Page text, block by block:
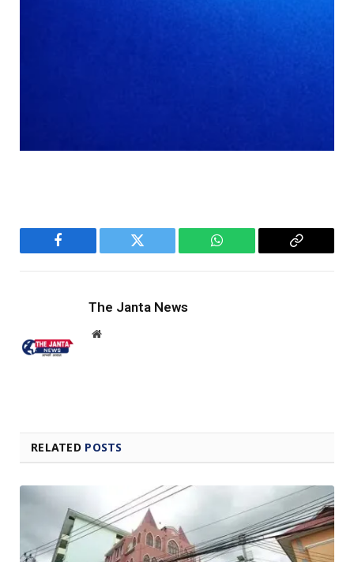
Facebook Twitter WhatsApp
Copy
The Janta News
Website
RELATED POSTS